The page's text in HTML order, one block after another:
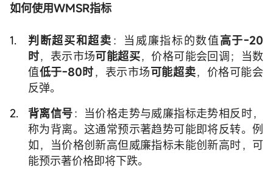
如何使用WMSR指标
判断超买和超卖 ：当威廉指标的数值高于-20
时，表示市场可能超买，价格可能会回调；当数
值低于-80时，表示市场可能超卖，价格可能会
反弹。
背离信号：当价格走势与威廉指标走势相反时，
称为背离。这通常预示著趋势可能即将反转。例
如，当价格创新高但威廉指标未能创新高时，可
能预示著价格即将下跌。